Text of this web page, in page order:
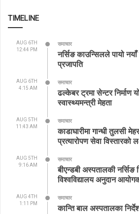
TIMELINE
AUG 6TH
12:44 PM
समाचार
नर्सिङ काउन्सिलले पायो
प्रजापति
AUG 6TH
4:15 AM
समाचार
ढल्केबर ट्रमा सेन्टर निर्माण
स्वास्थ्यमन्त्री मेहता
AUG 5TH
11:43 AM
समाचार
काडाघारीमा गान्धी तुलसी
प्रत्यारोपण सेवा विस्तारको
AUG 5TH
9:16 AM
समाचार
बीएन्डबी अस्पतालकी नर्सिङ
विश्वविद्यालय अनुदान
AUG 4TH
1:11 PM
समाचार
कान्ति बाल अस्पतालका